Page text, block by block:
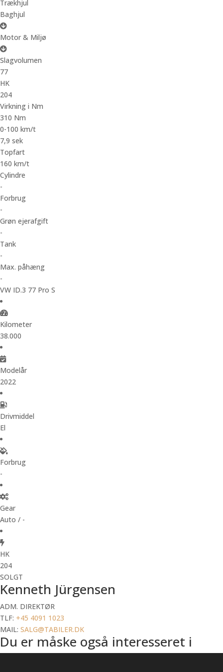
Trækhjul
Baghjul
Motor & Miljø
Slagvolumen
77
HK
204
Virkning i Nm
310 Nm
0-100 km/t
7,9 sek
Topfart
160 km/t
Cylindre
-
Forbrug
-
Grøn ejerafgift
-
Tank
-
Max. påhæng
-
VW ID.3 77 Pro S
Kilometer
38.000
Modelår
2022
Drivmiddel
El
Forbrug
-
Gear
Auto / -
HK
204
SOLGT
Kenneth Jürgensen
ADM. DIREKTØR
TLF: +45 4091 1023
MAIL: SALG@TABILER.DK
Du er måske også interesseret i